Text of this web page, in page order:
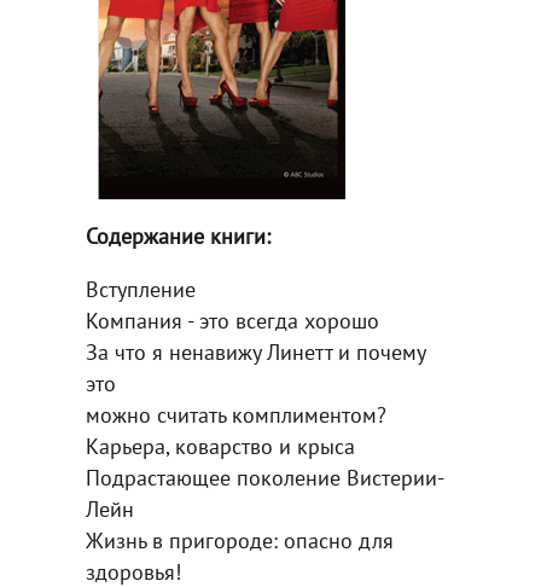
Содержание книги:
Вступление
Компания - это всегда хорошо
За что я ненавижу Линетт и почему
это
можно считать комплиментом?
Карьера, коварство и крыса
Подрастающее поколение Вистерии-
Лейн
Жизнь в пригороде: опасно для
здоровья!